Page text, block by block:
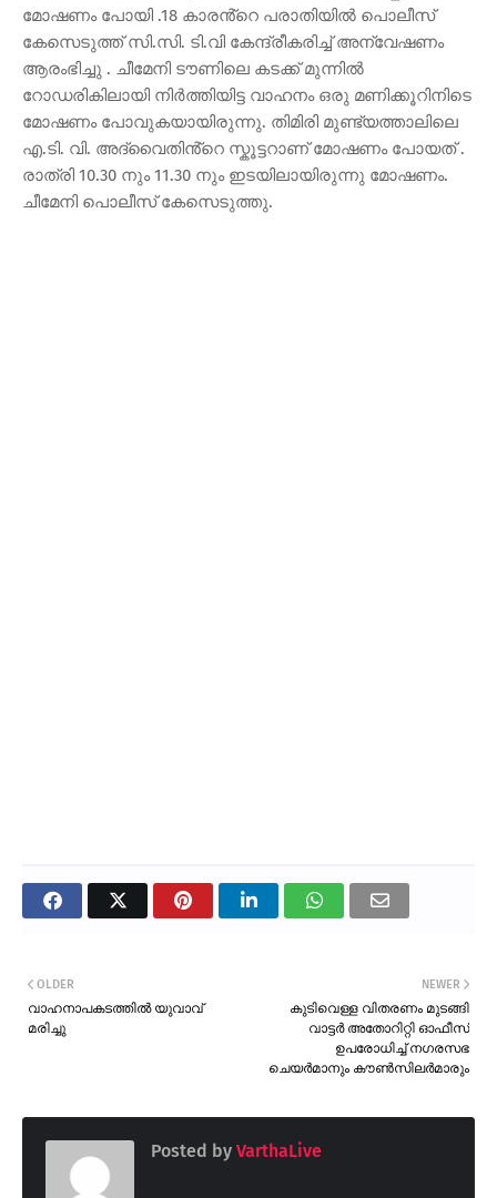
മോഷണം പോയി .18 കാരൻ്റെ പരാതിയിൽ പൊലീസ്
കേസെടുത്ത് സി.സി. ടി.വി കേന്ദ്രീകരിച്ച് അന്വേഷണം
ആരംഭിച്ചു . ചീമേനി ടൗണിലെ കടക്ക് മുന്നിൽ
റോഡരികിലായി നിർത്തിയിട്ട വാഹനം ഒരു മണിക്കൂറിനിടെ
മോഷണം പോവുകയായിരുന്നു. തിമിരി മുണ്ട്യത്താലിലെ
എ.ടി. വി. അദ്വൈതിൻ്റെ സ്കൂട്ടറാണ് മോഷണം പോയത് .
രാത്രി 10.30 നും 11.30 നും ഇടയിലായിരുന്നു മോഷണം.
ചീമേനി പൊലീസ് കേസെടുത്തു.
NEWER
കുടിവെള്ള വിതരണം മുടങ്ങി
വാട്ടർ അതോറിറ്റി ഓഫീസ്
ഉപരോധിച്ച് നഗരസഭ
ചെയർമാനും കൗൺസിലർമാരും
OLDER
വാഹനാപകടത്തിൽ യുവാവ്
മരിച്ചു
Posted by VarthaLive